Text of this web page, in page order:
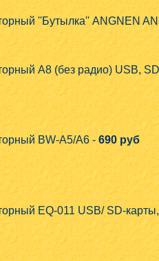
''Бутылка'' ANGNEN
A8 (без радио) USB,
BW-A5/A6 -690 руб
EQ-011 USB/ SD-